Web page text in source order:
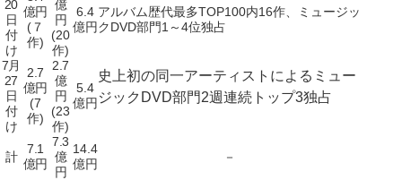
20
日
付
け
億円
(７
作)
億
円
(20
作)
6.4
億円
アルバム歴代最多TOP100内16作、ミュージッ
クDVD部門1～4位独占
7月
27
日
付
け
2.7
億円
(7
作)
2.7
億
円
(23
作)
5.4
億円
史上初の同一アーティストによるミュー
ジックDVD部門2週連続トップ3独占
計
7.1
億円
7.3
億
円
14.4
億円
－